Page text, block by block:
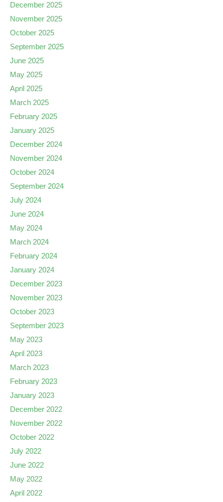
December 2025
November 2025
October 2025
September 2025
June 2025
May 2025
April 2025
March 2025
February 2025
January 2025
December 2024
November 2024
October 2024
September 2024
July 2024
June 2024
May 2024
March 2024
February 2024
January 2024
December 2023
November 2023
October 2023
September 2023
May 2023
April 2023
March 2023
February 2023
January 2023
December 2022
November 2022
October 2022
July 2022
June 2022
May 2022
April 2022